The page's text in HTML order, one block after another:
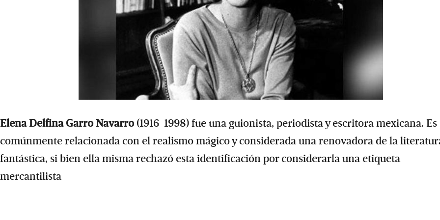
Elena Delfina Garro Navarro(1916-1998) fue una guionista, periodista y escritora mexicana.​ Es
comúnmente relacionada con el realismo mágico y considerada una renovadora de la
fantástica, si bien ella misma rechazó esta identificación por considerarla una etiqueta
mercantilista